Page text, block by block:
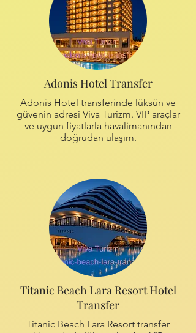
Adonis Hotel Transfer
Adonis Hotel transferinde lüksün ve
güvenin adresi Viva Turizm. VIP araçlar
ve uygun fiyatlarla havalimanından
doğrudan ulaşım.
Titanic Beach Lara Resort Hotel
Transfer
Titanic Beach Lara Resort transfer